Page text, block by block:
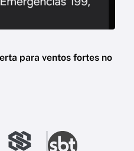
para ventos fortes no